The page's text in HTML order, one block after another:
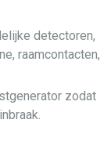
detectoren,
raamcontacten,
zodat